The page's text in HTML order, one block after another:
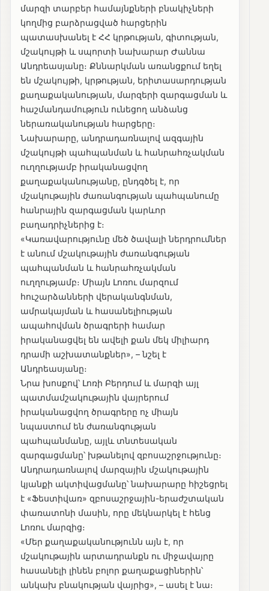
մարզի տարբեր համայնքների բնակիչների
կողմից բարձրացված հարցերին
պատասխանել է ՀՀ կրթության, գիտության,
մշակույթի և սպորտի նախարար Ժաննա
Անդրեասյանը։ Քննարկման առանցքում եղել
են մշակույթի, կրթության, երիտասարդության
քաղաքականության, մարզերի զարգացման և
հաշմանդամություն ունեցող անձանց
ներառականության հարցերը։
Նախարարը, անդրադառնալով ազգային
մշակույթի պահպանման և հանրահռչակման
ուղղությամբ իրականացվող
քաղաքականությանը, ընդգծել է, որ
մշակութային ժառանգության պահպանումը
հանրային զարգացման կարևոր
բաղադրիչներից է։
«Կառավարությունը մեծ ծավալի ներդրումներ
է անում մշակութային ժառանգության
պահպանման և հանրահռչակման
ուղղությամբ։ Միայն Լոռու մարզում
հուշարձանների վերականգնման,
ամրակայման և հասանելիության
ապահովման ծրագրերի համար
իրականացվել են ավելի քան մեկ միլիարդ
դրամի աշխատանքներ», – նշել է
Անդրեասյանը։
Նրա խոսքով՝ Լոռի Բերդում և մարզի այլ
պատմամշակութային վայրերում
իրականացվող ծրագրերը ոչ միայն
նպաստում են ժառանգության
պահպանմանը, այլև տնտեսական
զարգացմանը՝ խթանելով զբոսաշրջությունը։
Անդրադառնալով մարզային մշակութային
կյանքի ակտիվացմանը՝ նախարարը հիշեցրել
է «Ֆեստիվառ» զբոսաշրջային-երաժշտական
փառատոնի մասին, որը մեկնարկել է հենց
Լոռու մարզից։
«Մեր քաղաքականությունն այն է, որ
մշակութային արտադրանքն ու միջավայրը
հասանելի լինեն բոլոր քաղաքացիներին՝
անկախ բնակության վայրից», – ասել է նա։